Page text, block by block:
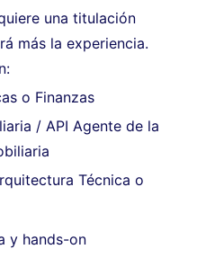
una titulación
más la experiencia.
o Finanzas
/ API Agente de la
Técnica o
y hands-on